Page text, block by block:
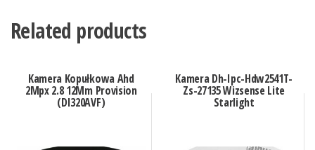
Related products
Kamera Kopułkowa Ahd
2Mpx 2.8 12Mm Provision
(DI320AVF)
Kamera Dh-Ipc-Hdw2541T-
Zs-27135 Wizsense Lite
Starlight